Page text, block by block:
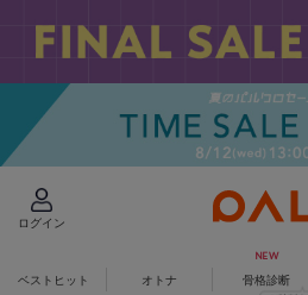
ログイン
ベストヒット オトナ 骨格診断